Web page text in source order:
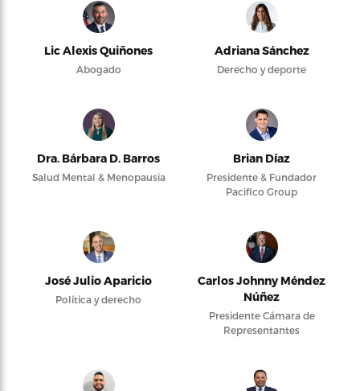
Lic Alexis Quiñones
Abogado
Adriana Sánchez
Derecho y deporte
Dra. Bárbara D. Barros
Salud Mental & Menopausia
Brian Díaz
Presidente & Fundador
Pacifico Group
José Julio Aparicio
Política y derecho
Carlos Johnny Méndez
Núñez
Presidente Cámara de
Representantes